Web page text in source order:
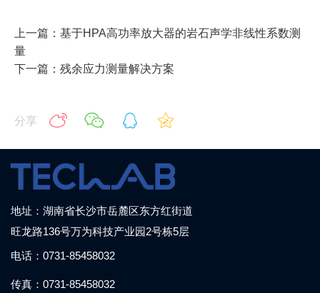
上一篇：基于HPA高功率放大器的岩石声学非线性系数测
量
下一篇：残余应力测量解决方案
分享
地址：湖南省长沙市岳麓区东方红街道
旺龙路136号万为科技产业园2号栋5层
电话：0731-85458032
传真：0731-85458032